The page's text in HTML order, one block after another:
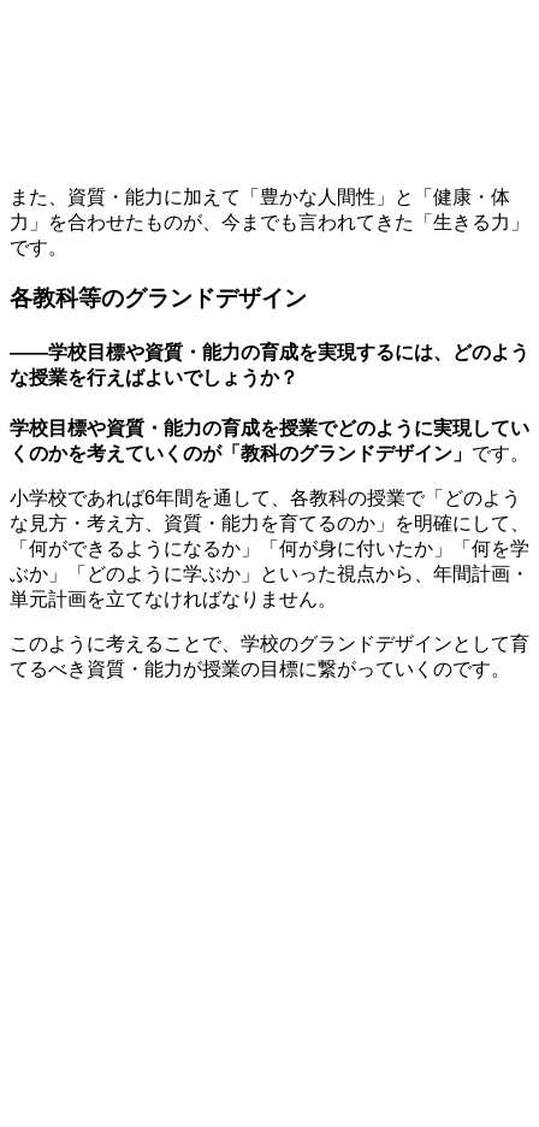
また、資質・能力に加えて「豊かな人間性」と「健康・体
力」を合わせたものが、今までも言われてきた「生きる力」
です。
各教科等のグランドデザイン
——学校目標や資質・能力の育成を実現するには、どのよう
な授業を行えばよいでしょうか？
学校目標や資質・能力の育成を授業でどのように実現してい
くのかを考えていくのが「教科のグランドデザイン」 です。
小学校であれば6年間を通して、各教科の授業で「どのよう
な見方・考え方、資質・能力を育てるのか」を明確にして、
「何ができるようになるか」「何が身に付いたか」「何を学
ぶか」「どのように学ぶか」といった視点から、年間計画・
単元計画を立てなければなりません。
このように考えることで、学校のグランドデザインとして育
てるべき資質・能力が授業の目標に繋がっていくのです。